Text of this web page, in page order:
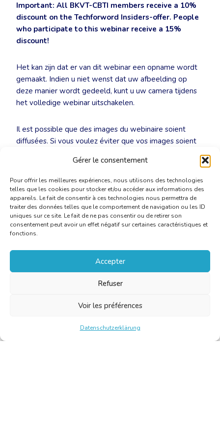
Gérer le consentement
Pour offrir les meilleures expériences, nous utilisons des technologies
telles que les cookies pour stocker et/ou accéder aux informations des
appareils. Le fait de consentir à ces technologies nous permettra de
traiter des données telles que le comportement de navigation ou les ID
uniques sur ce site. Le fait de ne pas consentir ou de retirer son
consentement peut avoir un effet négatif sur certaines caractéristiques et
fonctions.
Accepter
Refuser
Voir les préférences
Datenschutzerklärung
Important: All BKVT-CBTI members receive a 10%
discount on the Techforword Insiders-offer. People
who participate to this webinar receive a 15%
discount!
Het kan zijn dat er van dit webinar een opname wordt
gemaakt. Indien u niet wenst dat uw afbeelding op
deze manier wordt gedeeld, kunt u uw camera tijdens
het volledige webinar uitschakelen.
Il est possible que des images du webinaire soient
diffusées. Si vous voulez éviter que vos images soient
caméra au début de la réunion.